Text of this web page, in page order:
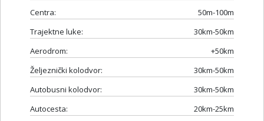
Centra:
50m-100m
Trajektne luke:
30km-50km
Aerodrom:
+50km
Željeznički kolodvor:
30km-50km
Autobusni kolodvor:
30km-50km
Autocesta:
20km-25km